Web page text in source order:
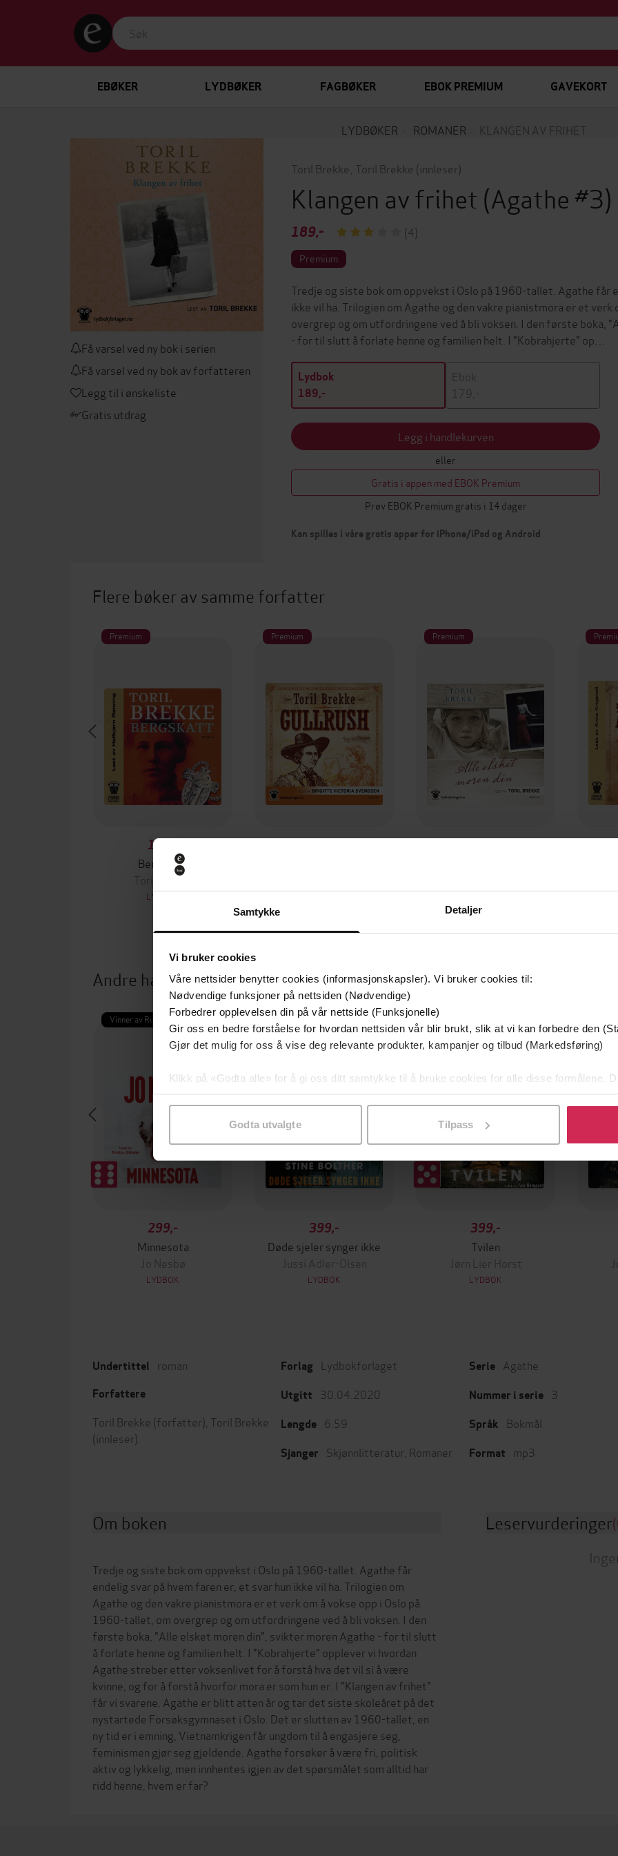
Samtykke Detaljer
Vi bruker cookies
Våre nettsider benytter cookies (informasjonskapsler). Vi bruker cookies til:
Nødvendige funksjoner på nettsiden (Nødvendige)
Forbedrer opplevelsen din på vår nettside (Funksjonelle)
Gir oss en bedre forståelse for hvordan nettsiden vår blir brukt, slik at vi kan forbedre den
Gjør det mulig for oss å vise deg relevante produkter, kampanjer og tilbud (Markedsføring)
Klikk på «Godta alle» for å gi oss ditt samtykke til å bruke cookies for alle disse formålene.
samtykke til spesifikke formål ved å klikke på «Tilpass». Du kan når som helst trekke
Godta utvalgte Tilpass
EBØKER LYDBØKER FAGBØKER EBOK PREMIUM GAVEKORT
LYDBØKER ROMANER KLANGEN AV FRIHET
Få varsel ved ny bok i serien
Få varsel ved ny bok av forfatteren
Legg til i ønskeliste
Gratis utdrag
Toril Brekke Toril Brekke (innleser)
Klangen av frihet (Agathe #3)
189,- (4)
Premium
Tredje og siste bok om oppvekst i Oslo på 1960-tallet. Agathe får
ikke vil ha. Trilogien om Agathe og den vakre pianistmora er et
overgrep og om utfordringene ved å bli voksen. I den første boka,
- for til slutt å forlate henne og familien helt. I "Kobrahjerte" op…
Lydbok
189,-
Ebok
179,-
Legg i handlekurven
eller
Gratis i appen med EBOK Premium
Prøv EBOK Premium gratis i 14 dager
Kan spilles i våre gratis apper for iPhone/iPad og Android
Flere bøker av samme forfatter
Premium
149,-
Bergskatt
Toril Brekke
LYDBOK
Premium Premium
Andre har også kjøpt
Vinner av Rivertonprisen
299,-
Minnesota
Jo Nesbø
LYDBOK
Første gang på tilbud
399,-
Døde sjeler synger ikke
Jussi Adler-Olsen
LYDBOK
399,-
Tvilen
Jørn Lier Horst
LYDBOK
Første
Undertittel roman
Forfattere
Toril Brekke (forfatter), Toril Brekke
(innleser)
Forlag Lydbokforlaget
Utgitt 30.04.2020
Lengde 6:59
Sjanger Skjønnlitteratur Romaner
Serie Agathe
Nummer i serie 3
Språk Bokmål
Format mp3
Om boken
Tredje og siste bok om oppvekst i Oslo på 1960-tallet. Agathe får
endelig svar på hvem faren er, et svar hun ikke vil ha. Trilogien om
Agathe og den vakre pianistmora er et verk om å vokse opp i Oslo på
1960-tallet, om overgrep og om utfordringene ved å bli voksen. I den
første boka, "Alle elsket moren din", svikter moren Agathe - for til slutt
å forlate henne og familien helt. I "Kobrahjerte" opplever vi hvordan
Agathe streber etter voksenlivet for å forstå hva det vil si å være
kvinne, og for å forstå hvorfor mora er som hun er. I "Klangen av frihet"
får vi svarene. Agathe er blitt atten år og tar det siste skoleåret på det
nystartede Forsøksgymnaset i Oslo. Det er slutten av 1960-tallet, en
ny tid er i emning, Vietnamkrigen får ungdom til å engasjere seg,
feminismen gjør seg gjeldende. Agathe forsøker å være fri, politisk
aktiv og lykkelig, men innhentes igjen av det spørsmålet som alltid har
Leservurderinger